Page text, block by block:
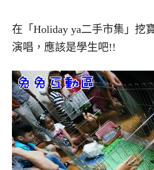
在「Holiday ya二手市集」挖
演唱，應該是學生吧!!